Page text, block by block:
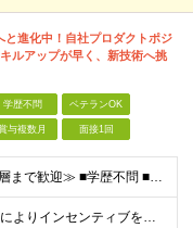
進化中！自社プロダクトポジ
ルアップが早く、新技術へ挑
学歴不問 ベテランOK
与複数月 面接1回
≪IT未経験〜リーダー層まで歓迎≫ ■学歴不問 ■国籍不問 ★テスト／運用保守のみのご経験の方も歓迎です！ ≪歓迎要件≫ ・開発またはインフラいずれかの実務経験 ・AWSなどクラウド技術への興味・学
≪お客様や案件の紹介によりインセンティブを支給！≫ 月給25万円～71.4万円＋賞与年2回(2ヶ月)＋各種手当 ◎経験やスキルを考慮の上、優遇します ◎上記月給は固定残業代月45時間分(月額5万6